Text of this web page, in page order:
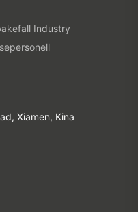
Industry
Xiamen, Kina